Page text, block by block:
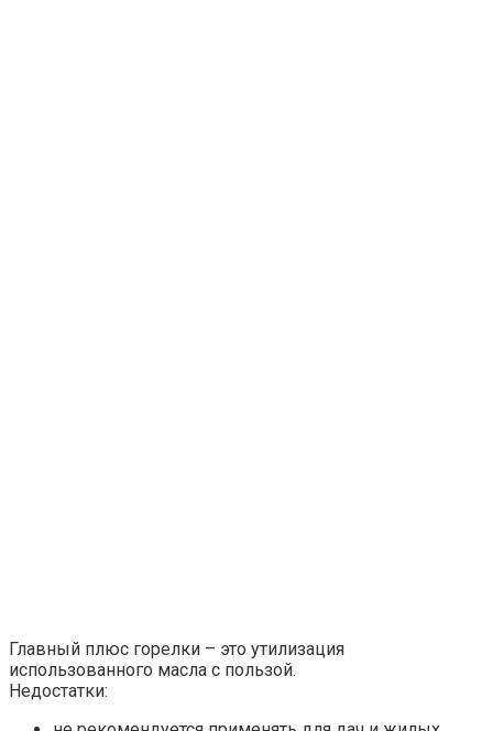
Главный плюс горелки – это утилизация
использованного масла с пользой.
Недостатки: